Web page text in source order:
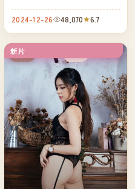
得推荐观看。
2024-12-26 48,070 6.7
新片
英国